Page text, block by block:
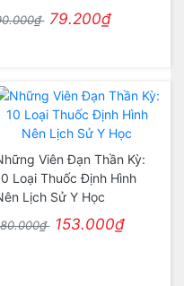
79.200₫
Viên Đạn Thần Kỳ:
Loại Thuốc Định Hình
Lịch Sử Y Học
153.000₫